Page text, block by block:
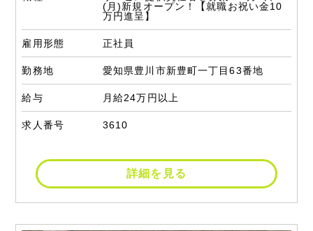
(月)新規オープン！【就職お祝い金10
万円進呈】
雇用形態 正社員
勤務地 愛知県豊川市新豊町一丁目63番地
給与 月給24万円以上
求人番号 3610
詳細を見る